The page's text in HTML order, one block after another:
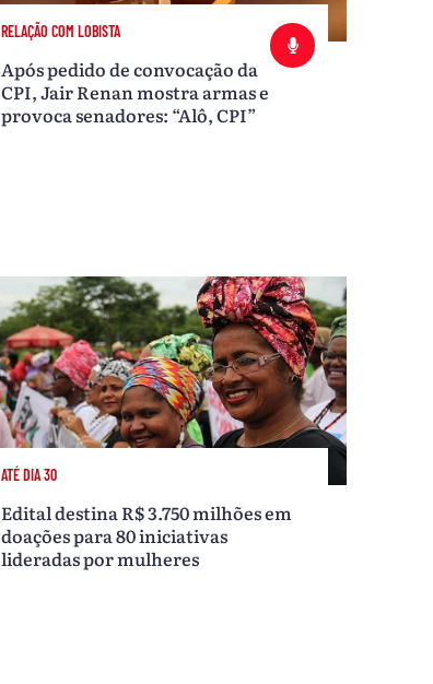
RELAÇÃO COM LOBISTA
Após pedido de convocação da
CPI, Jair Renan mostra armas e
provoca senadores: “Alô, CPI”
ATÉ DIA 30
Edital destina R$ 3.750 milhões em
doações para 80 iniciativas
lideradas por mulheres